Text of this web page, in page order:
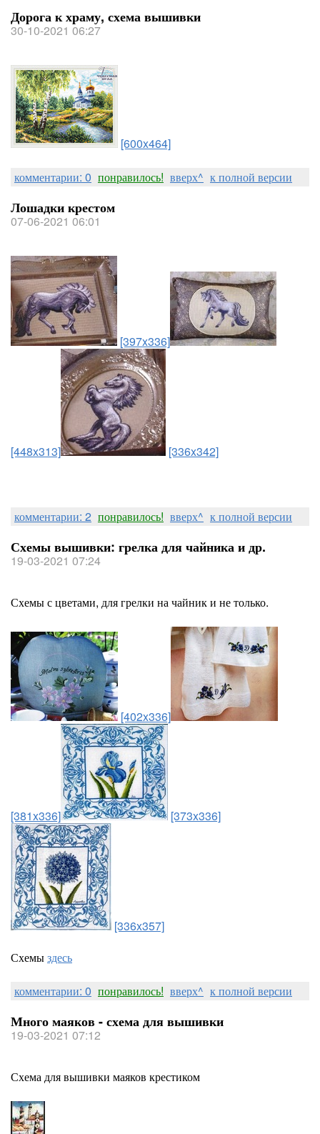
Дорога к храму, схема вышивки
30-10-2021 06:27
[600x464]
комментарии: 0 понравилось! вверх^ к полной версии
Лошадки крестом
07-06-2021 06:01
[397x336]
[448x313] [336x342]
комментарии: 2 понравилось! вверх^ к полной версии
Схемы вышивки: грелка для чайника и др.
19-03-2021 07:24
Схемы с цветами, для грелки на чайник и не только.
[402x336]
[381x336] [373x336]
[336x357]
Схемыздесь
комментарии: 0 понравилось! вверх^ к полной версии
Много маяков - схема для вышивки
19-03-2021 07:12
Схема для вышивки маяков крестиком